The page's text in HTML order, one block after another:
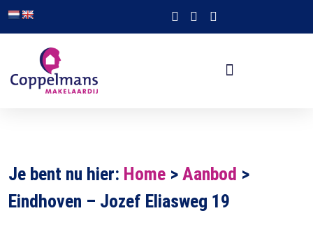
Je bent nu hier: Home > Aanbod >
Eindhoven – Jozef Eliasweg 19